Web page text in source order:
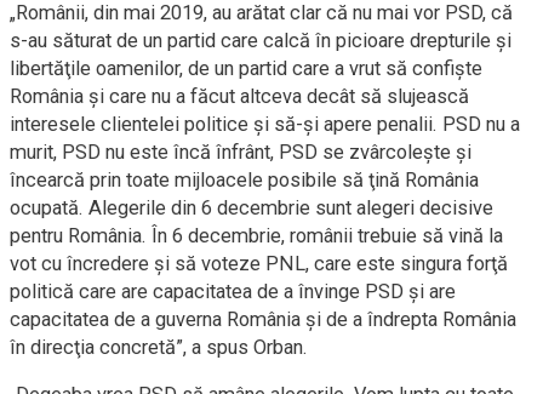
„Românii, din mai 2019, au arătat clar că nu mai vor PSD, că
s-au săturat de un partid care calcă în picioare drepturile şi
libertăţile oamenilor, de un partid care a vrut să confişte
România şi care nu a făcut altceva decât să slujească
interesele clientelei politice şi să-şi apere penalii. PSD nu a
murit, PSD nu este încă înfrânt, PSD se zvârcoleşte şi
încearcă prin toate mijloacele posibile să ţină România
ocupată. Alegerile din 6 decembrie sunt alegeri decisive
pentru România. În 6 decembrie, românii trebuie să vină la
vot cu încredere şi să voteze PNL, care este singura forţă
politică care are capacitatea de a învinge PSD şi are
capacitatea de a guverna România şi de a îndrepta România
în direcţia concretă”, a spus Orban.